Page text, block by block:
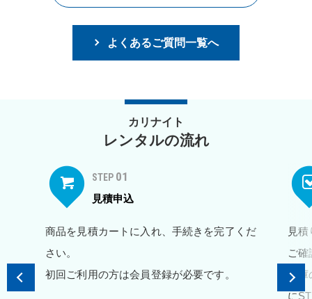
よくあるご質問一覧へ
カリナイト
レンタルの流れ
STEP 01
見積申込
商品を見積カートに入れ、手続きを完了くだ
さい。
初回ご利用の方は会員登録が必要です。
見
ご確
在
に